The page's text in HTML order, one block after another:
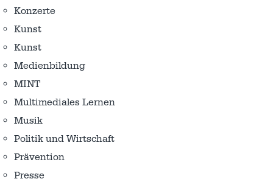
Konzerte
Kunst
Kunst
Medienbildung
MINT
Multimediales Lernen
Musik
Politik und Wirtschaft
Prävention
Presse